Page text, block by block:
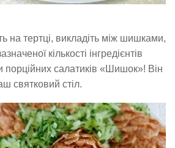
на тертці, викладіть між шишками,
кількості інгредієнтів
порційних салатиків «Шишок»! Він
святковий стіл.